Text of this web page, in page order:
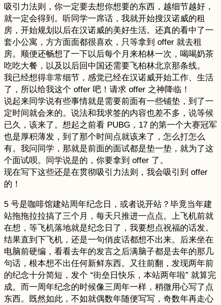
吸引力法则，你一定要去想你想要的东西，越细节越好，
就一定会得到。听同学一席话，我就开始搜汉诺威的租
房，开始规划以后在汉诺威的美好生活。还真的看中了一
套小公寓，方方面面都很喜欢，只等拿到 offer 就去租
房。顺便还畅想了一下以后每个月来柏林一次，喝喝奶茶
吃吃大餐，以及以后回中国还需要飞柏林北京那条线。
我已经想得非常细节，感觉已经在汉诺威开始工作、生活
了，所以给我这个 offer 吧！请求 offer 之神降临！
说起来同学说有些事情就是需要前面有一些铺垫，到了一
定时间就会来的。说法和我求签的内容也差不多，说等候
已久，该来了。想起之前看 PUBG，17 的第一个大赛冠军
也是厚积薄发，到了那个时间点就该来了，怎么打怎么
有。我问同学，那就是前面的面试都是垫一垫，就为了这
个面试呗。同学说是的，你要拿到 offer 了。
现在写下这些还是在贯彻吸引力法则，我会吸引到 offer
的！
5 号是咖啡馆建站周年纪念日，或者说开站？毕竟当年建
站拖拖拉拉搞了三个月，每天只推进一点点。上飞机前就
在想，等飞机落地就是纪念日了，我要想点祝福的话发。
结果直到下飞机，还是一句俏皮话都想不出来。后来坐在
电脑前硬编，看看去年的发言之后满脑子都是去年的那几
句话，根本想不出任何新鲜东西。又往前翻，发现两年前
的纪念十分简短，发个 “街垒日快乐，本站两年啦” 就算完
成。而一周年纪念的时候像三周年一样，稍微用心写了点
东西。既然如此，不如就偶数年随便写写，奇数年再走心